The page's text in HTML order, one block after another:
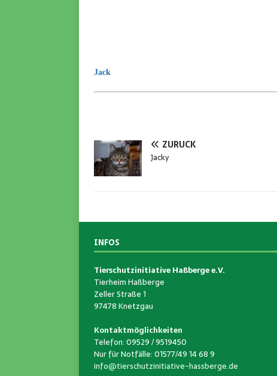
Jack
ZURÜCK
Jacky
INFOS
Tierschutzinitiative Haßberge e.V.
Tierheim Haßberge
Zeller Straße 1
97478 Knetzgau
Kontaktmöglichkeiten
Telefon: 09529 / 9519450
Nur für Notfälle: 01577/49 14 68 9
info@tierschutzinitiative-hassberge.de